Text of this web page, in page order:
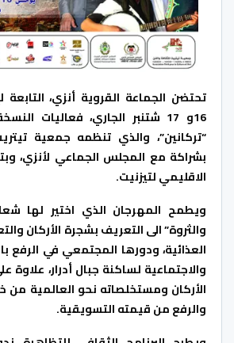
تحتضن الجماعة القروية أنزي، التابعة
16و 17 شتنبر الجاري، فعاليات
“تركانين”، والذي تنظمه جمعية
بشراكة مع المجلس الجماعي لأنزي،
الاقليمي لتيزنيت.
ويطمح المهرجان الذي اختير لها
والثروة” الى التعريف بشجرة الأركان
العذائية، ودورها المجتمعي في الرفع
والاجتماعية لساكنة جبال أدرار، علاوة
الأركان ومستخلصاته نحو العالمية من
والرفع من قيمته التسويقية.